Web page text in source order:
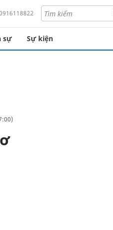
sự Sự kiện